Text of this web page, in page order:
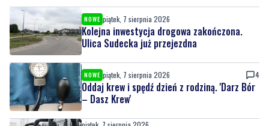
NOWE piątek, 7 sierpnia 2026
Kolejna inwestycja drogowa zakończona.
Ulica Sudecka już przejezdna
NOWE piątek, 7 sierpnia 2026 4
Oddaj krew i spędź dzień z rodziną. 'Darz Bór
– Dasz Krew'